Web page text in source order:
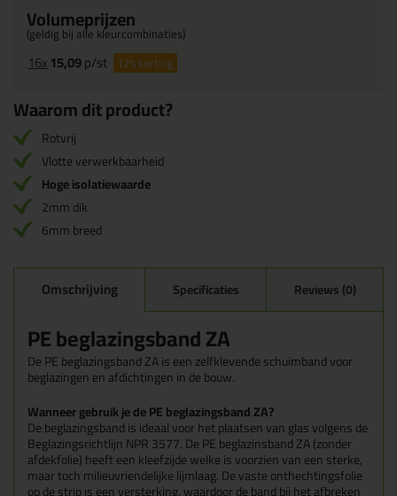
Volumeprijzen
(geldig bij alle kleurcombinaties)
16x15,09p/st 12%korting
Waarom dit product?
Rotvrij
Vlotte verwerkbaarheid
Hoge isolatiewaarde
2mm dik
6mm breed
Omschrijving Specificaties Reviews (0)
PE beglazingsband ZA
De PE beglazingsband ZA is een zelfklevende schuimband voor
beglazingen en afdichtingen in de bouw.
Wanneer gebruik je de PE beglazingsband ZA?
De beglazingsband is ideaal voor het plaatsen van glas volgens de
Beglazingsrichtlijn NPR 3577.De PE beglazinsband ZA (zonder
afdekfolie) heeft een kleefzijde welke is voorzien van een sterke,
maar toch milieuvriendelijke lijmlaag.De vaste onthechtingsfolie
op de strip is een versterking, waardoor de band bij het afbreken